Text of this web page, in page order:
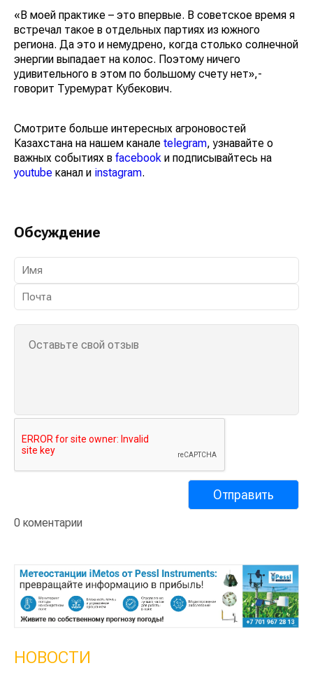
«В моей практике – это впервые. В советское время я
встречал такое в отдельных партиях из южного
региона. Да это и немудрено, когда столько солнечной
энергии выпадает на колос. Поэтому ничего
удивительного в этом по большому счету нет»,-
говорит Туремурат Кубекович.
Смотрите больше интересных агроновостей
Казахстана на нашем каналеtelegram , узнавайте о
важных событиях вfacebook и подписывайтесь на
youtube канал иinstagram
Обсуждение
0 коментарии
НОВОСТИ